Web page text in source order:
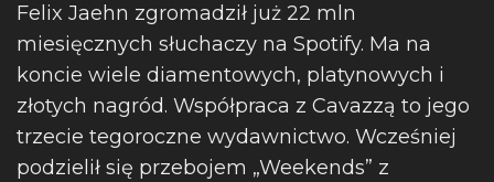
Felix Jaehn zgromadził już 22 mln
miesięcznych słuchaczy na Spotify. Ma na
koncie wiele diamentowych, platynowych i
złotych nagród. Współpraca z Cavazzą to jego
trzecie tegoroczne wydawnictwo. Wcześniej
podzielił się przebojem „Weekends” z